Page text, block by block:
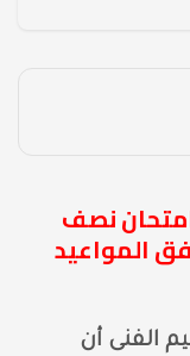
امتحان نصف
المواعيد
الفنى أن